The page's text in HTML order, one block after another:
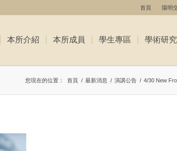
首頁 陽明
本所介紹 本所成員 學生專區 學術研究
您現在的位置： 首頁 / 最新消息 / 演講公告 / 4/30 New